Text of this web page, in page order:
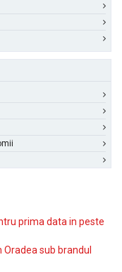
prima data in peste
sub brandul